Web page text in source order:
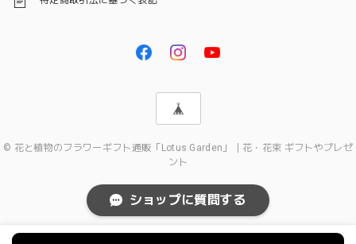
© 花と植物のフラワーギフト通販「Lotus Garden」｜花・花束 ギフトやプレゼ
ント
ショップに質問する